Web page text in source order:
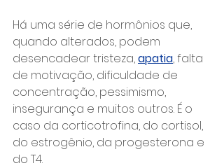
Há uma série de hormônios que,
quando alterados, podem
desencadear tristeza, apatia, falta
de motivação, dificuldade de
concentração, pessimismo,
insegurança e muitos outros. É o
caso da corticotrofina, do cortisol,
do estrogênio, da progesterona e
do T4.